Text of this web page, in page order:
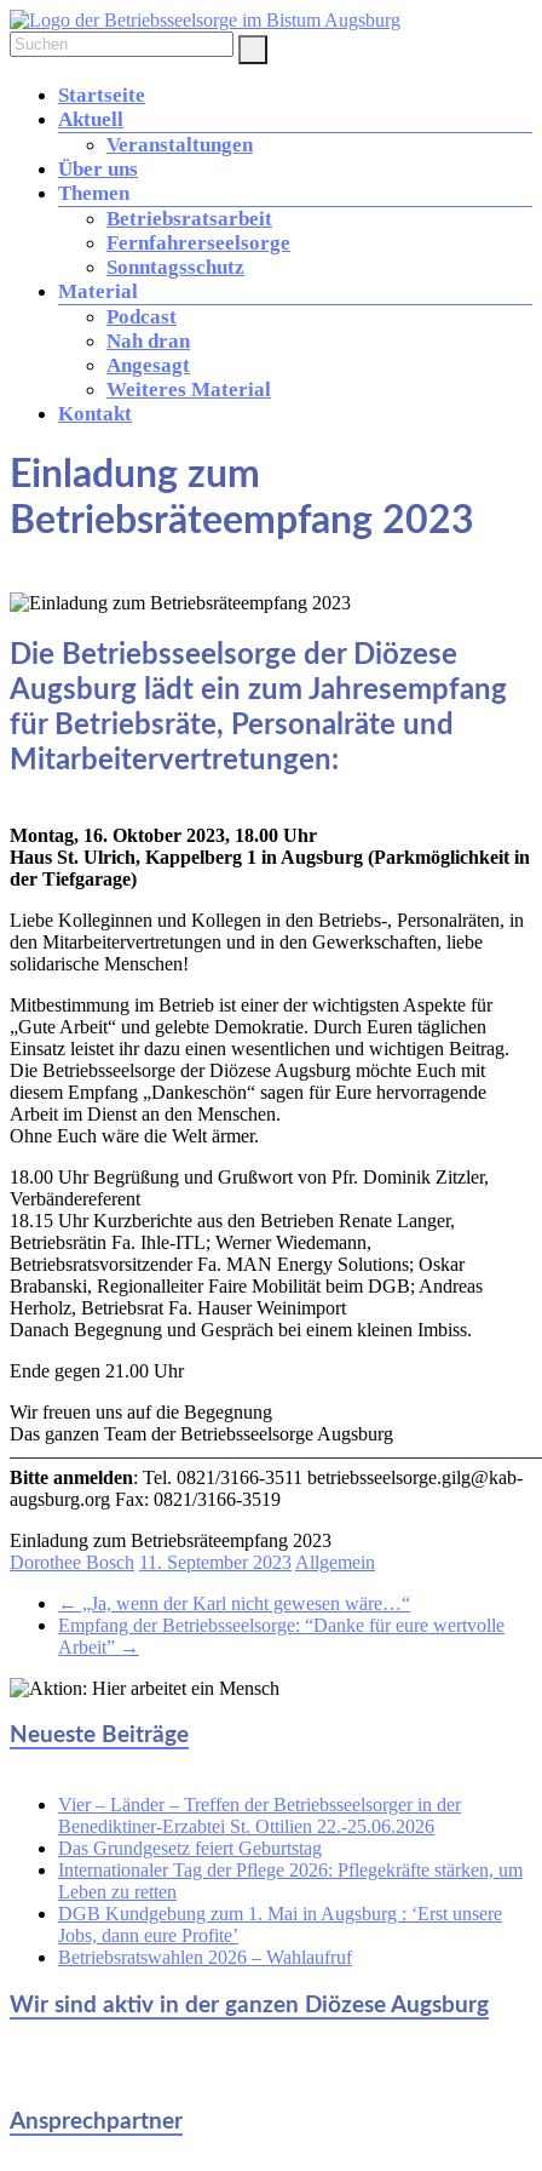
Zum
Inhalt
springen
der
Diözese
Augsburg
Kirche
Arbeitswelt
Menü
Startseite
Aktuell
Veranstaltungen
Über uns
Themen
Betriebsratsarbeit
Fernfahrerseelsorge
Sonntagsschutz
Material
Podcast
Nah dran
Angesagt
Weiteres Material
Kontakt
Einladung zum
Betriebsräteempfang 2023
Die Betriebsseelsorge der Diözese
Augsburg lädt ein zum Jahresempfang
für Betriebsräte, Personalräte und
Mitarbeitervertretungen:
Montag, 16. Oktober 2023, 18.00 Uhr
Haus St. Ulrich, Kappelberg 1 in Augsburg (Parkmöglichkeit in
der Tiefgarage)
Liebe Kolleginnen und Kollegen in den Betriebs-, Personalräten, in
den Mitarbeitervertretungen und in den Gewerkschaften, liebe
solidarische Menschen!
Mitbestimmung im Betrieb ist einer der wichtigsten Aspekte für
„Gute Arbeit“ und gelebte Demokratie. Durch Euren täglichen
Einsatz leistet ihr dazu einen wesentlichen und wichtigen Beitrag.
Die Betriebsseelsorge der Diözese Augsburg möchte Euch mit
diesem Empfang „Dankeschön“ sagen für Eure hervorragende
Arbeit im Dienst an den Menschen.
Ohne Euch wäre die Welt ärmer.
18.00 Uhr Begrüßung und Grußwort von Pfr. Dominik Zitzler,
Verbändereferent
18.15 Uhr Kurzberichte aus den Betrieben Renate Langer,
Betriebsrätin Fa. Ihle-ITL; Werner Wiedemann,
Betriebsratsvorsitzender Fa. MAN Energy Solutions; Oskar
Brabanski, Regionalleiter Faire Mobilität beim DGB; Andreas
Herholz, Betriebsrat Fa. Hauser Weinimport
Danach Begegnung und Gespräch bei einem kleinen Imbiss.
Ende gegen 21.00 Uhr
Wir freuen uns auf die Begegnung
Das ganzen Team der Betriebsseelsorge Augsburg
Bitte anmelden: Tel. 0821/3166-3511 betriebsseelsorge.gilg@kab-
augsburg.org Fax: 0821/3166-3519
Einladung zum Betriebsräteempfang 2023
Dorothee Bosch 11. September 2023 Allgemein
← „Ja, wenn der Karl nicht gewesen wäre…“
Empfang der Betriebsseelsorge: “Danke für eure wertvolle
Arbeit” →
Neueste Beiträge
Vier – Länder – Treffen der Betriebsseelsorger in der
Benediktiner-Erzabtei St. Ottilien 22.-25.06.2026
Das Grundgesetz feiert Geburtstag
Internationaler Tag der Pflege 2026: Pflegekräfte stärken, um
Leben zu retten
DGB Kundgebung zum 1. Mai in Augsburg : ‘Erst unsere
Jobs, dann eure Profite’
Betriebsratswahlen 2026 – Wahlaufruf
Wir sind aktiv in der ganzen Diözese Augsburg
Ansprechpartner